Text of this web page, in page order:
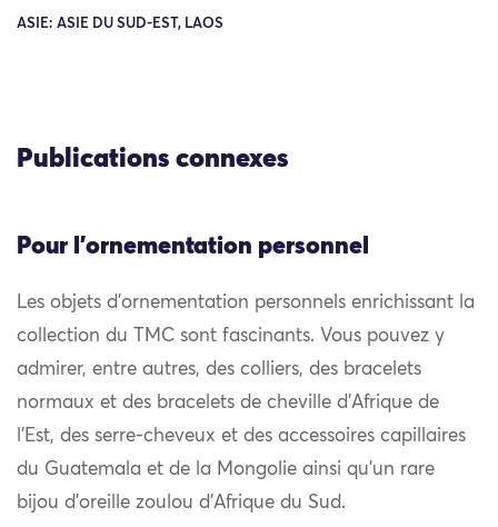
ASIE: ASIE DU SUD-EST, LAOS
Publications connexes
Pour l'ornementation personnel
Les objets d’ornementation personnels enrichissant la
collection du TMC sont fascinants. Vous pouvez y
admirer, entre autres, des colliers, des bracelets
normaux et des bracelets de cheville d’Afrique de
l’Est, des serre-cheveux et des accessoires capillaires
du Guatemala et de la Mongolie ainsi qu’un rare
bijou d’oreille zoulou d’Afrique du Sud.